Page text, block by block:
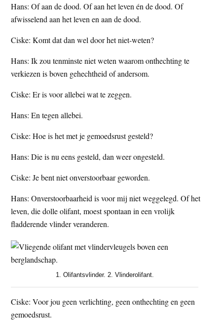
Hans: Of aan de dood. Of aan het leven én de dood. Of
afwisselend aan het leven en aan de dood.
Ciske: Komt dat dan wel door het niet-weten?
Hans: Ik zou tenminste niet weten waarom onthechting te
verkiezen is boven gehechtheid of andersom.
Ciske: Er is voor allebei wat te zeggen.
Hans: En tegen allebei.
Ciske: Hoe is het met je gemoedsrust gesteld?
Hans: Die is nu eens gesteld, dan weer ongesteld.
Ciske: Je bent niet onverstoorbaar geworden.
Hans: Onverstoorbaarheid is voor mij niet weggelegd. Of het
leven, die dolle olifant, moest spontaan in een vrolijk
fladderende vlinder veranderen.
1. Olifantsvlinder. 2. Vlinderolifant.
Ciske: Voor jou geen verlichting, geen onthechting en geen
gemoedsrust.